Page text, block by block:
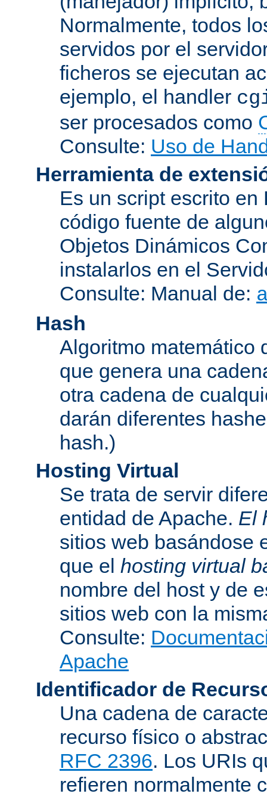
Normalmente, todos
servidos por el
ficheros se ejecutan
ejemplo, el handler
ser procesados como
Consulte: Uso de
Herramienta de
Es un script escrito
código fuente de
Objetos Dinámicos
instalarlos en el
Consulte: Manual de:
Hash
Algoritmo matemático
que genera una
otra cadena de
darán diferentes
hash.)
Hosting Virtual
Se trata de servir
entidad de Apache. El
sitios web basándose
que el hosting virtual
nombre del host y de
sitios web con la
Consulte:
Apache
Identificador de
Una cadena de
recurso físico o
RFC 2396. Los URIs
refieren normalmente